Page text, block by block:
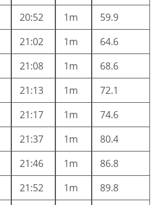
20:52 1m
59.9
21:02 1m
64.6
21:08 1m
68.6
21:13 1m
72.1
21:17 1m
74.6
21:37 1m
80.4
21:46 1m
86.8
21:52 1m
89.8